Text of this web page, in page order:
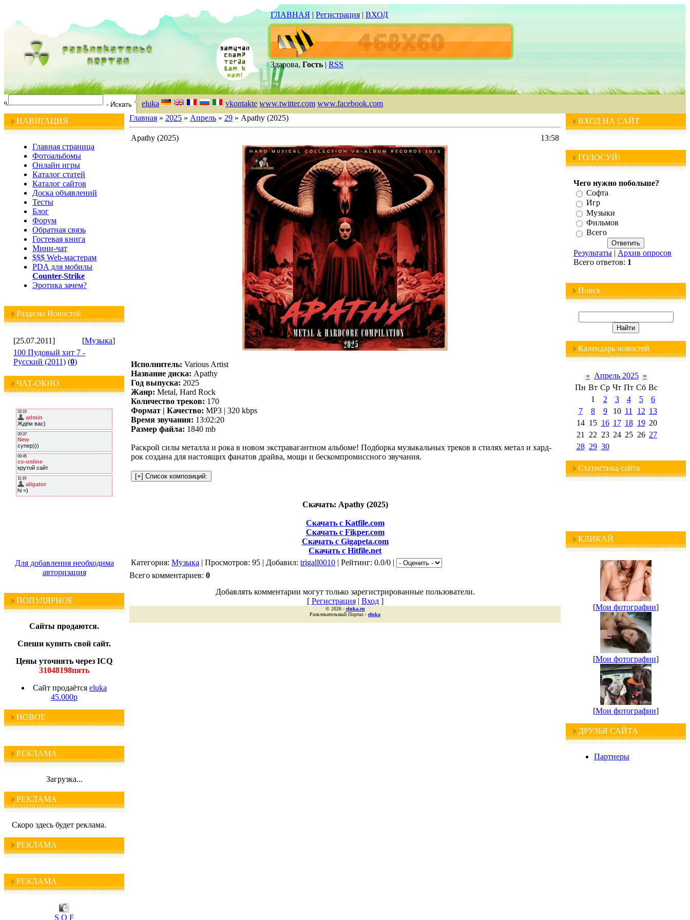
ГЛАВНАЯ | Регистрация | ВХОД
Здарова, Гость | RSS
eluka vkontakte www.twitter.com www.facebook.com
НАВИГАЦИЯ
Главная страница
Фотоальбомы
Онлайн игры
Каталог статей
Каталог сайтов
Доска объявлений
Тесты
Блог
Форум
Обратная связь
Гостевая книга
Мини-чат
$$$ Web-мастерам
PDA для мобилы
Counter-Strike
Эротика зачем?
Разделы Новостей
[25.07.2011] [Музыка]
100 Пудовый хит 7 -
Русский (2011) (0)
ЧАТ-ОКНО
Для добавления необходима
авторизация
ПОПУЛЯРНОЕ
Сайты продаются.
Спеши купить свой сайт.
Цены уточнять через ICQ
31048198пять
Сайт продаётся eluka
45.000р
НОВОЕ
РЕКЛАМА
Загрузка...
РЕКЛАМА
Скоро здесь будет реклама.
РЕКЛАМА
РЕКЛАМАI C Q
S O F
Главная » 2025 » Апрель » 29 » Apathy (2025)
Apathy (2025) 13:58
Исполнитель: Various Artist
Название диска: Apathy
Год выпуска: 2025
Жанр: Metal, Hard Rock
Количество треков: 170
Формат | Качество: MP3 | 320 kbps
Время звучания: 13:02:20
Размер файла: 1840 mb
Раскрой силы металла и рока в новом экстравагантном альбоме! Подборка музыкальных треков в стилях метал и хард-
рок создана для настоящих фанатов драйва, мощи и бескомпромиссного звучания.
Скачать: Apathy (2025)
Скачать с Katfile.com
Скачать с Fikper.com
Скачать с Gigapeta.com
Скачать с Hitfile.net
Категория: Музыка | Просмотров: 95 | Добавил: trigall0010 | Рейтинг: 0.0/0 |
Всего комментариев: 0
Добавлять комментарии могут только зарегистрированные пользователи.
[ Регистрация| Вход]
© 2026 - eluka.ru
Развлекательный Портал - eluka
ВХОД НА САЙТ
ГОЛОСУЙ!
Чего нужно побольше?
Софта
Игр
Музыки
Фильмов
Всего
Результаты | Архив опросов
Всего ответов: 1
Поиск
Календарь новостей
« Апрель 2025 »
Пн Вт Ср Чт Пт Сб Вс
1
2 3 4 5
6
7
8 9 10 11 12 13
14 15 16 17 18 19 20
21
22 23 24 25 26 27
28 29 30
Статистика сайта
КЛИКАЙ
[Мои фотографии]
[Мои фотографии]
[Мои фотографии]
ДРУЗЬЯ САЙТА
Партнеры